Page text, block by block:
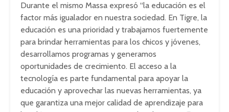
Durante el mismo Massa expresó “la educación es el
factor más igualador en nuestra sociedad. En Tigre, la
educación es una prioridad y trabajamos fuertemente
para brindar herramientas para los chicos y jóvenes,
desarrollamos programas y generamos
oportunidades de crecimiento. El acceso a la
tecnología es parte fundamental para apoyar la
educación y aprovechar las nuevas herramientas, ya
que garantiza una mejor calidad de aprendizaje para